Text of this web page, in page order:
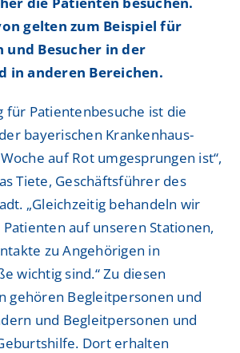
gelten zum Beispiel für
und Besucher in der
in anderen Bereichen.
für Patientenbesuche ist die
bayerischen Krankenhaus-
auf Rot umgesprungen ist“,
Tiete, Geschäftsführer des
„Gleichzeitig behandeln wir
auf unseren Stationen,
zu Angehörigen in
wichtig sind.“ Zu diesen
gehören Begleitpersonen und
und Begleitpersonen und
Dort erhalten